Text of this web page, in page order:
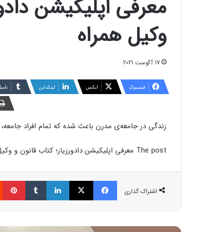
معرفی اپلیکیشن
وکیل همراه
17 آگوست 2021
فیسبوک ایکس لینکداین
زندگی در جامعه‌ی مدرن باعث شده که تمام افراد
The post معرفی اپلیکیشن دادورزیار؛ کتاب قانون و وکیل همراه appeared first on دیجیاتو.
اشتراک گذاری
فیسبوک ایکس لینکداین تامبلر